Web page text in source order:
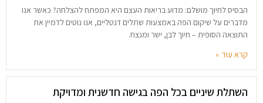
הבסיס לחיוך מושלם: מדוע בריאות העצם היא המפתח להצלחה? כאשר אנו
מדברים על שיקום הפה באמצעות שתלים דנטליים, אנו נוטים לדמיין את
התוצאה הסופית – חיוך לבן, ישר ומנצח.
קרא עוד »
השתלת שיניים בכל הפה בגישה חדשנית ומדויקת